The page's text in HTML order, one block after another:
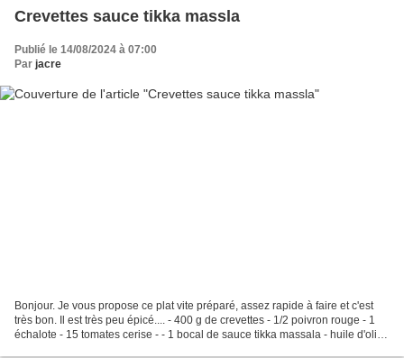
Crevettes sauce tikka massla
Publié le 14/08/2024 à 07:00
Par jacre
Bonjour. Je vous propose ce plat vite préparé, assez rapide à faire et c'est
très bon. Il est très peu épicé.... - 400 g de crevettes - 1/2 poivron rouge - 1
échalote - 15 tomates cerise - - 1 bocal de sauce tikka massala - huile d'olive